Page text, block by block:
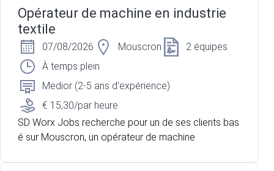
qu'à sa transformation ? Pour l'un de nos partenaire
s, acteur majeur du secteur laitier et agroalimentaire
situé à Baudour, nous recherchons un opérateur de
production pour renforcer les équipes en charge de
la réception et de la transformation du lait. Vous oc
cuperez une fonction polyvalente mêlant contrôle q
ualité, conduite d'installations, suivi du processus de
production et gestion des flux.
Opérateur de machine en industrie
textile
07/08/2026 Mouscron
2 équipes
À temps plein
Medior (2-5 ans d'expérience)
€ 15,30/par heure
SD Worx Jobs recherche pour un de ses clients bas
é sur Mouscron, un opérateur de machine